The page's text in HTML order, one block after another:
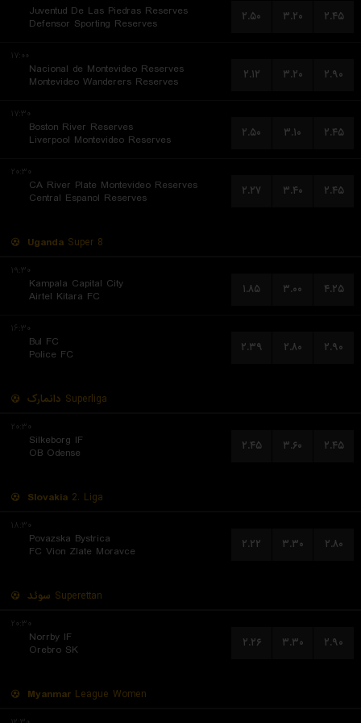
Juventud De Las Piedras Reserves
Defensor Sporting Reserves
۲.۵۰ ۳.۲۰ ۲.۴۵
۱۷:۰۰
Nacional de Montevideo Reserves
Montevideo Wanderers Reserves
۲.۱۲ ۳.۲۰ ۲.۹۰
۱۷:۳۰
Boston River Reserves
Liverpool Montevideo Reserves
۲.۵۰ ۳.۱۰ ۲.۴۵
۲۰:۳۰
CA River Plate Montevideo Reserves
Central Espanol Reserves
۲.۲۷ ۳.۴۰ ۲.۴۵
Uganda Super 8
۱۹:۳۰
Kampala Capital City
Airtel Kitara FC
۱.۸۵ ۳.۰۰ ۴.۲۵
۱۶:۳۰
Bul FC
Police FC
۲.۳۹ ۲.۸۰ ۲.۹۰
دانمارک Superliga
۲۰:۳۰
Silkeborg IF
OB Odense
۲.۴۵ ۳.۶۰ ۲.۴۵
Slovakia 2. Liga
۱۸:۳۰
Povazska Bystrica
FC Vion Zlate Moravce
۲.۲۲ ۳.۳۰ ۲.۸۰
سوئد Superettan
۲۰:۳۰
Norrby IF
Orebro SK
۲.۲۶ ۳.۳۰ ۲.۹۰
Myanmar League Women